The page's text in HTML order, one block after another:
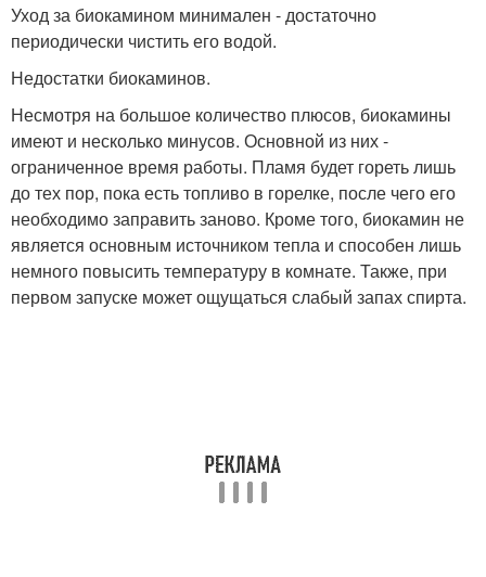
Уход за биокамином минимален - достаточно
периодически чистить его водой.
Недостатки биокаминов.
Несмотря на большое количество плюсов, биокамины
имеют и несколько минусов. Основной из них -
ограниченное время работы. Пламя будет гореть лишь
до тех пор, пока есть топливо в горелке, после чего его
необходимо заправить заново. Кроме того, биокамин не
является основным источником тепла и способен лишь
немного повысить температуру в комнате. Также, при
первом запуске может ощущаться слабый запах спирта.